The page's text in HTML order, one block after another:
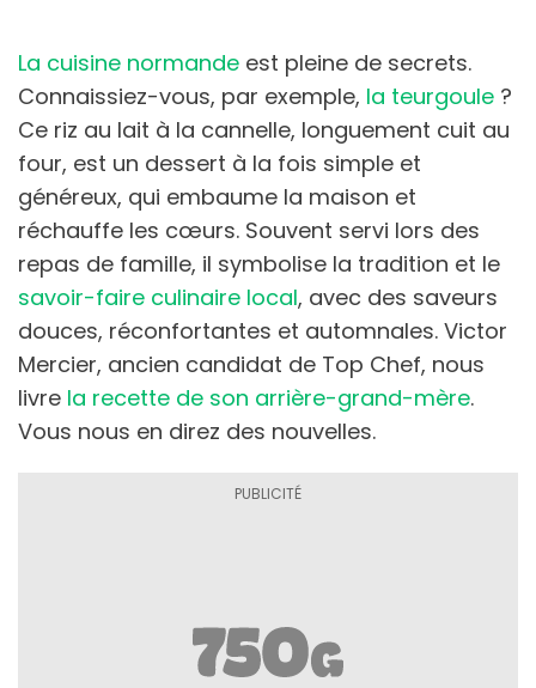
La cuisine normande est pleine de secrets.
Connaissiez-vous, par exemple, la teurgoule ?
Ce riz au lait à la cannelle, longuement cuit au
four, est un dessert à la fois simple et
généreux, qui embaume la maison et
réchauffe les cœurs. Souvent servi lors des
repas de famille, il symbolise la tradition et le
savoir-faire culinaire local, avec des saveurs
douces, réconfortantes et automnales. Victor
Mercier, ancien candidat de Top Chef, nous
livre la recette de son arrière-grand-mère.
Vous nous en direz des nouvelles.